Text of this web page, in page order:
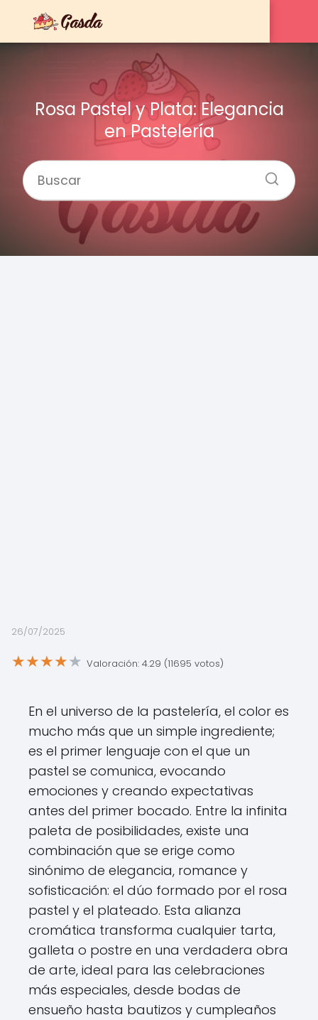
Rosa Pastel y Plata: Elegancia
en Pastelería
26/07/2025
★★★★★ Valoración: 4.29 (11695 votos)
En el universo de la pastelería, el color es
mucho más que un simple ingrediente;
es el primer lenguaje con el que un
pastel se comunica, evocando
emociones y creando expectativas
antes del primer bocado. Entre la infinita
paleta de posibilidades, existe una
combinación que se erige como
sinónimo de elegancia, romance y
sofisticación: el dúo formado por el rosa
pastel y el plateado. Esta alianza
cromática transforma cualquier tarta,
galleta o postre en una verdadera obra
de arte, ideal para las celebraciones
más especiales, desde bodas de
ensueño hasta bautizos y cumpleaños